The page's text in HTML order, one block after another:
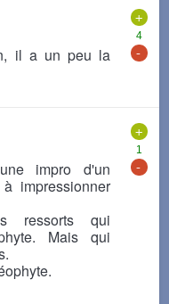
+
4
-
il a un peu la
+
1
-
impro d'un
impressionner
ressorts qui
Mais qui